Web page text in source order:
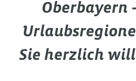
Oberbayern
Sie herzlich